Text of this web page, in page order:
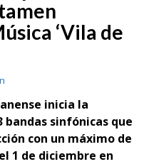
‘Vila de
inicia la
bandas sinfónicas que
con un máximo de
1 de diciembre en